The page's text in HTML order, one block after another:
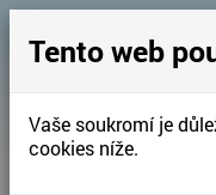
Tento web
Vaše soukromí je
cookies níže.